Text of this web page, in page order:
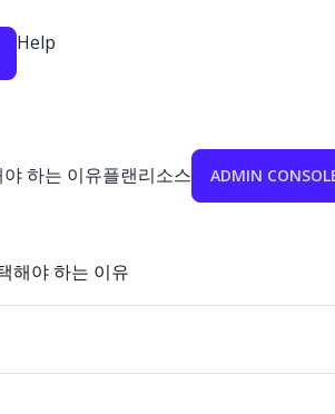
Help
하는 이유플랜리소스 ADMIN
해야 하는 이유